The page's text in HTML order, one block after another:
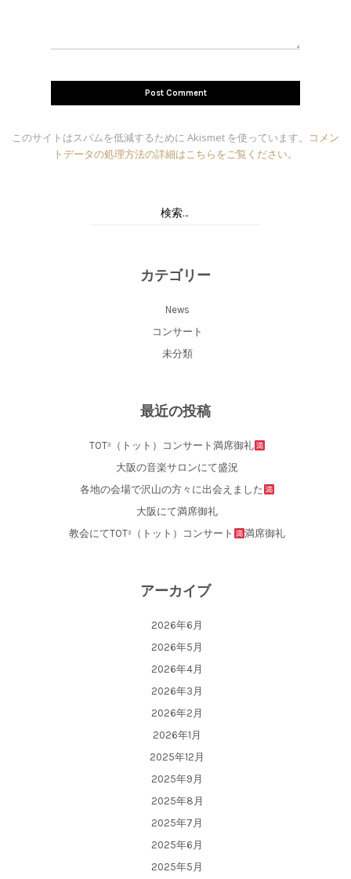
このサイトはスパムを低減するために Akismet を使っています。
コメン
トデータの処理方法の詳細はこちらをご覧ください。
カテゴリー
News
コンサート
未分類
最近の投稿
TOT³（トット）コンサート満席御礼
大阪の音楽サロンにて盛況
各地の会場で沢山の方々に出会えました
大阪にて満席御礼
教会にてTOT³（トット）コンサート
満席御礼
アーカイブ
2026年6月
2026年5月
2026年4月
2026年3月
2026年2月
2026年1月
2025年12月
2025年9月
2025年8月
2025年7月
2025年6月
2025年5月